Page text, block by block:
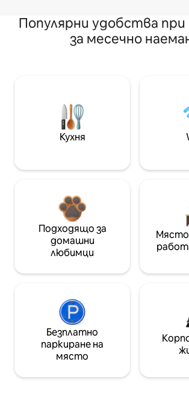
Популярни удобства
за месечно
Кухня
Подходящо за
домашни
любимци
Безплатно
паркиране на
място